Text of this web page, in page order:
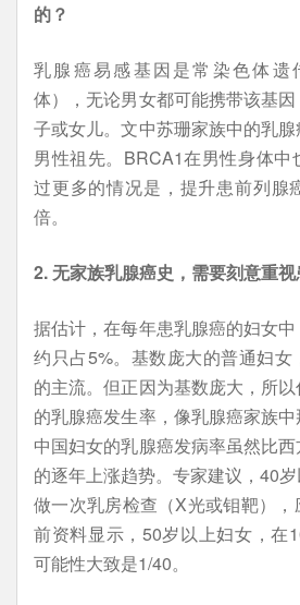
的？
乳腺癌易感基因是常染色体遗
体），无论男女都可能携带该基
子或女儿。文中苏珊家族中的乳
男性祖先。BRCA1在男性身体中
过更多的情况是，提升患前列腺
倍。
2. 无家族乳腺癌史，需要刻意重
据估计，在每年患乳腺癌的妇女
约只占5%。基数庞大的普通妇女
的主流。但正因为基数庞大，所
的乳腺癌发生率，像乳腺癌家族中
中国妇女的乳腺癌发病率虽然比
的逐年上涨趋势。专家建议，40
做一次乳房检查（X光或钼靶），
前资料显示，50岁以上妇女，在
可能性大致是1/40。